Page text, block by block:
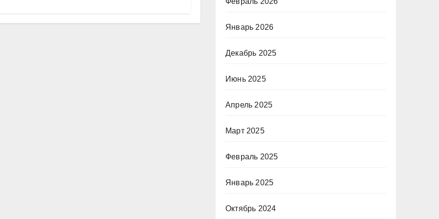
Январь 2026
Декабрь 2025
Июнь 2025
Апрель 2025
Март 2025
Февраль 2025
Январь 2025
Октябрь 2024